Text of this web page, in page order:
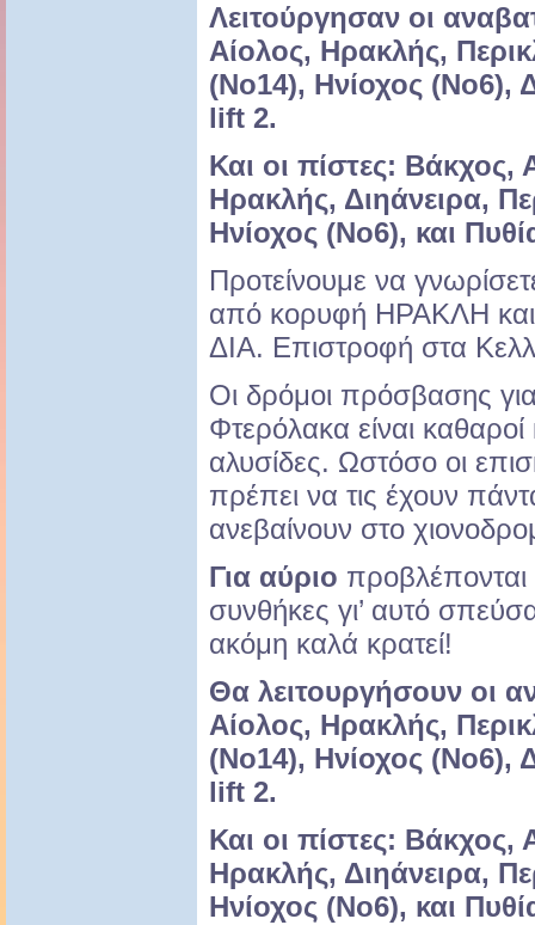
Λειτούργησαν οι
Αίολος, Ηρακλής,
(Νο14), Ηνίοχος (Νο6),
lift 2.
Και οι πίστες: Βάκχος,
Ηρακλής, Διηάνειρα,
Ηνίοχος (Νο6), και
Προτείνουμε να
από κορυφή ΗΡΑΚΛΗ
ΔΙΑ. Επιστροφή στα
Οι δρόμοι πρόσβασης
Φτερόλακα είναι καθαροί
αλυσίδες. Ωστόσο οι
πρέπει να τις έχουν
ανεβαίνουν στο
Για αύριο προβλέπονται
συνθήκες γι’ αυτό
ακόμη καλά κρατεί!
Θα λειτουργήσουν οι
Αίολος, Ηρακλής,
(Νο14), Ηνίοχος (Νο6),
lift 2.
Και οι πίστες: Βάκχος,
Ηρακλής, Διηάνειρα,
Ηνίοχος (Νο6), και